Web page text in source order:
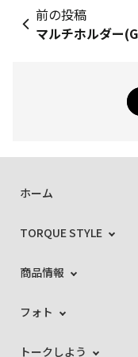
前の投稿
ホーム
TORQUE STYLE
商品情報
フォト
トークしよう